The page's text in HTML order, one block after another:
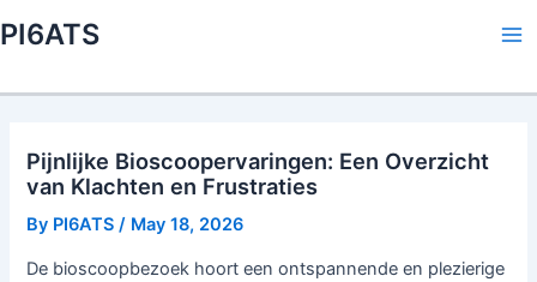
to
PI6ATS
Pijnlijke Bioscoopervaringen: Een Overzicht
van Klachten en Frustraties
By PI6ATS / May 18, 2026
De bioscoopbezoek hoort een ontspannende en plezierige